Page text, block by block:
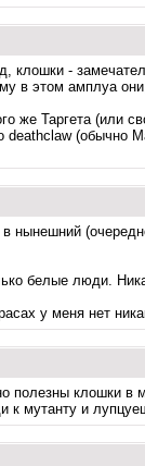
клошки -
в этом амплуа
же Таргета (или
deathclaw (обычно
в нынешний
белые люди.
у меня нет
полезны клошки в
к мутанту и